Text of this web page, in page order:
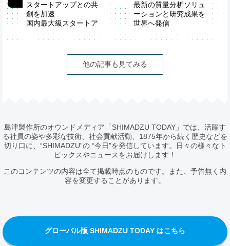
スタートアップとの共
創を加速
国内最大級スタートア
ップイベント
「IVS2026」が開催
最新の質量分析ソリュ
ーションと研究成果を
世界へ発信
第74回米国質量分析
学会（ASMS2026）
他の記事も見てみる
島津製作所のオウンドメディア「SHIMADZU TODAY」では、活躍す
る社員の姿や多彩な技術、社会貢献活動、1875年から続く歴史などを
切り口に、“SHIMADZU”の “今日”を発信しています。日々の様々なト
ピックスやニュースをお届けします！
このコンテンツの内容は全て掲載時点のものです。また、予告無く内
容を変更することがあります。
グローバル版 SHIMADZU TODAY はこちら